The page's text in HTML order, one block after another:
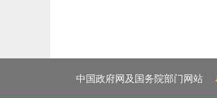
中国政府网及国务院部门网站